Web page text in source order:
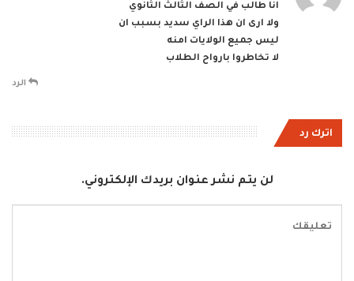
انا طالب في الصف الثالث الثانوي
ولا ارى ان هذا الراي سديد بسبب ان
ليس جميع الولايات امنه
لا تخاطروا بارواح الطلاب
الرد
اترك رد
لن يتم نشر عنوان بريدك الإلكتروني.